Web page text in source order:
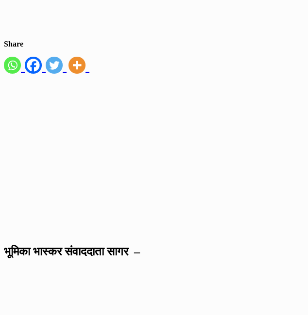
Share
भूमिका भास्कर संवाददाता सागर –